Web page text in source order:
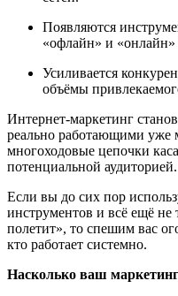
Появляются
«офлайн» и «онлайн»
Усиливается
объёмы
Интернет-маркетинг
реально работающими уже
многоходовые цепочки
потенциальной аудиторией.
Если вы до сих пор
инструментов и всё ещё не
полетит», то спешим вас
кто работает системно.
Насколько ваш